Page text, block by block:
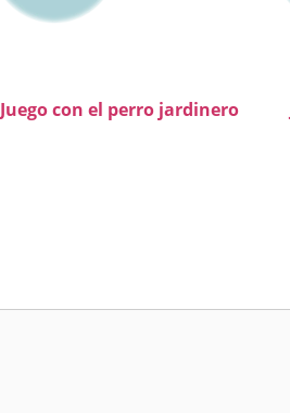
Juego con el perro jardinero